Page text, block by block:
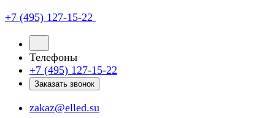
+7 (495) 127-15-22
Телефоны
+7 (495) 127-15-22
Заказать звонок
zakaz@elled.su